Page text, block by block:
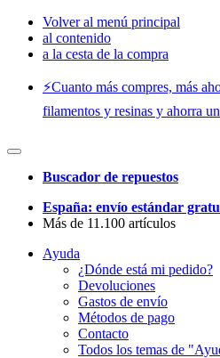
Volver al menú principal
al contenido
a la cesta de la compra
⚡️Cuanto más compres, más
filamentos y resinas y ahorra
Buscador de repuestos
España: envío estándar
Más de 11.100 artículos
Ayuda
¿Dónde está mi pedido?
Devoluciones
Gastos de envío
Métodos de pago
Contacto
Todos los temas de